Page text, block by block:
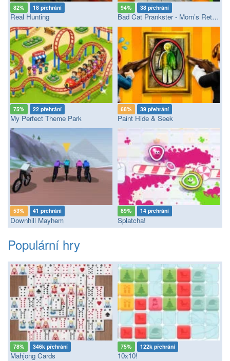
82% 18 přehrání
Real Hunting
94% 38 přehrání
Bad Cat Prankster - Mom’s Return
75% 22 přehrání
My Perfect Theme Park
68% 39 přehrání
Paint Hide & Seek
53% 41 přehrání
Downhill Mayhem
89% 14 přehrání
Splatcha!
Populární hry
78% 346k přehrání
Mahjong Cards
75% 122k přehrání
10x10!